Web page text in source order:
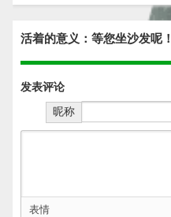
村上春树的初秋和微阳
活着的意义：等您坐沙发呢！
发表评论
昵称
表情